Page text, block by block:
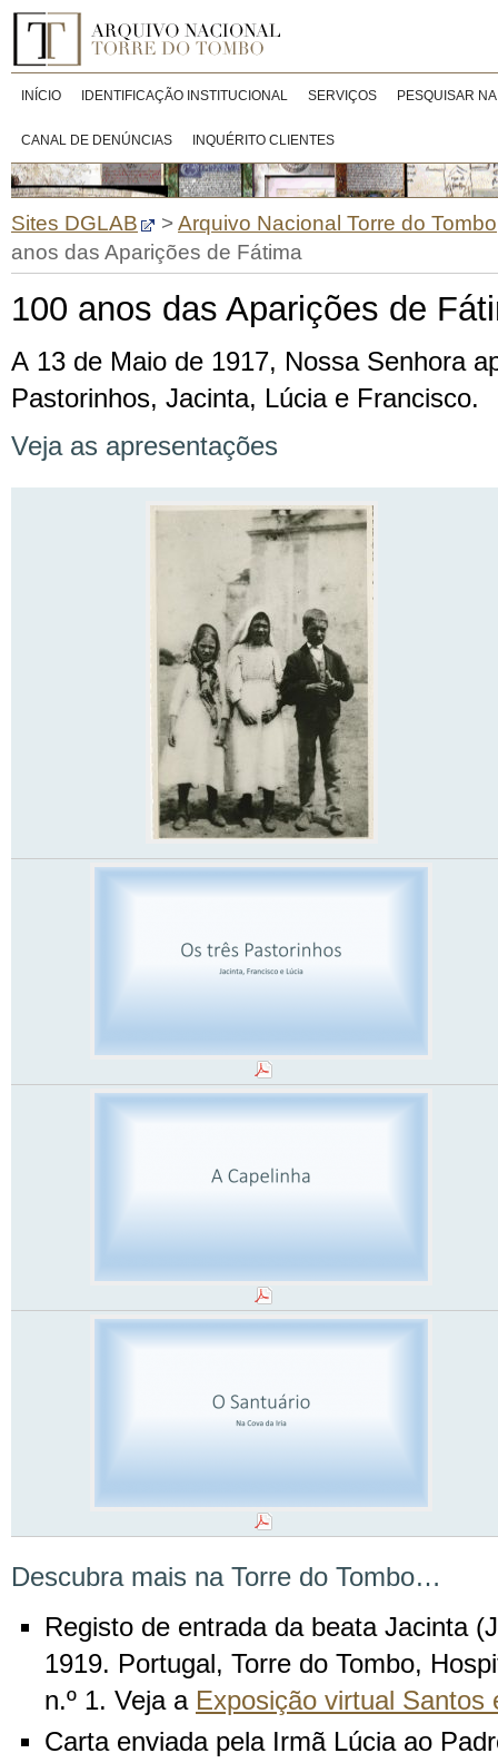
INÍCIO IDENTIFICAÇÃO INSTITUCIONAL SERVIÇOS PESQUISAR
CANAL DE DENÚNCIAS INQUÉRITO CLIENTES
Sites DGLAB >Arquivo Nacional Torre do Tombo
anos das Aparições de Fátima
100 anos das Aparições de
A 13 de Maio de 1917, Nossa Senhora
Pastorinhos, Jacinta, Lúcia e Francisco.
Veja as apresentações
Descubra mais na Torre do Tombo…
Registo de entrada da beata Jacinta
1919. Portugal, Torre do Tombo,
n.º 1. Veja a Exposição virtual Santos
Carta enviada pela Irmã Lúcia ao